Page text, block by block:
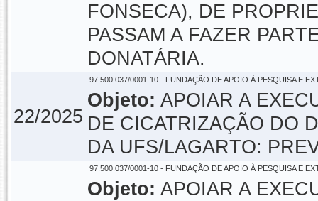
FONSECA), DE
PASSAM A FAZER
DONATÁRIA.
22/2025
97.500.037/0001-10 - FUNDAÇÃO DE APOIO À PESQUISA E
Objeto: APOIAR A
DE CICATRIZAÇÃO DO
DA UFS/LAGARTO:
97.500.037/0001-10 - FUNDAÇÃO DE APOIO À PESQUISA E
Objeto: APOIAR A